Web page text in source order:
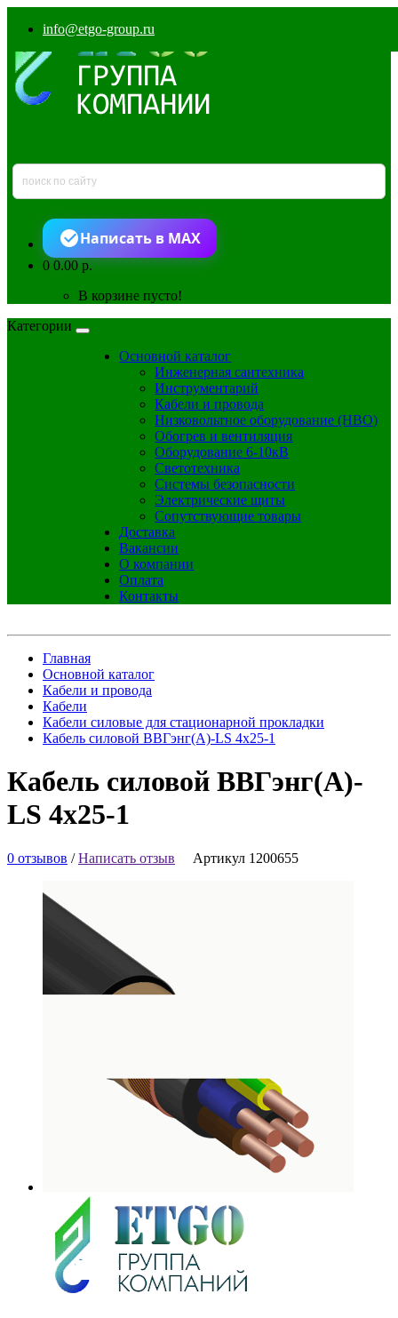
info@etgo-group.ru
Написать в MAX
00.00 р.
В корзине пусто!
Категории
Основной каталог
Инженерная сантехника
Инструментарий
Кабели и провода
Низковольтное оборудование (НВО)
Обогрев и вентиляция
Оборудование 6-10кВ
Светотехника
Системы безопасности
Электрические щиты
Сопутствующие товары
Доставка
Вакансии
О компании
Оплата
Контакты
Главная
Основной каталог
Кабели и провода
Кабели
Кабели силовые для стационарной прокладки
Кабель силовой ВВГэнг(А)-LS 4х25-1
Кабель силовой ВВГэнг(А)-
LS 4х25-1
0 отзывов /Написать отзыв Артикул 1200655